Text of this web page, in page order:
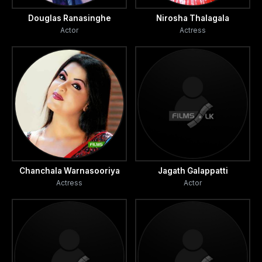
Douglas Ranasinghe
Actor
Nirosha Thalagala
Actress
Chanchala Warnasooriya
Actress
Jagath Galappatti
Actor